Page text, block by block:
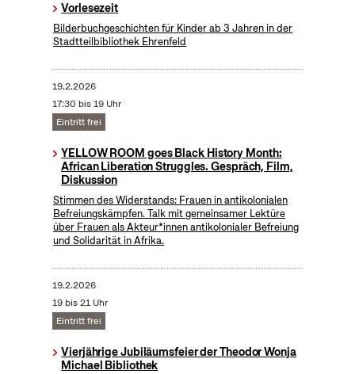
Vorlesezeit
Bilderbuchgeschichten für Kinder ab 3 Jahren in der
Stadtteilbibliothek Ehrenfeld
19.2.2026
17:30 bis 19 Uhr
Eintritt frei
YELLOW ROOM goes Black History Month:
African Liberation Struggles. Gespräch, Film,
Diskussion
Stimmen des Widerstands: Frauen in antikolonialen
Befreiungskämpfen. Talk mit gemeinsamer Lektüre
über Frauen als Akteur*innen antikolonialer Befreiung
und Solidarität in Afrika.
19.2.2026
19 bis 21 Uhr
Eintritt frei
Vierjährige Jubiläumsfeier der Theodor Wonja
Michael Bibliothek